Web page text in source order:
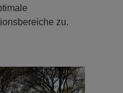
zu.